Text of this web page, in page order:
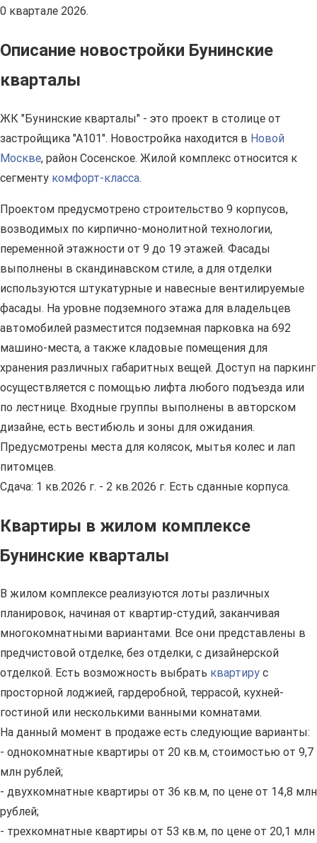
0 квартале 2026.
Описание новостройки Бунинские
кварталы
ЖК "Бунинские кварталы" - это проект в столице от
застройщика "А101". Новостройка находится в Новой
Москве, район Сосенское. Жилой комплекс относится к
сегменту комфорт-класса.
Проектом предусмотрено строительство 9 корпусов,
возводимых по кирпично-монолитной технологии,
переменной этажности от 9 до 19 этажей. Фасады
выполнены в скандинавском стиле, а для отделки
используются штукатурные и навесные вентилируемые
фасады. На уровне подземного этажа для владельцев
автомобилей разместится подземная парковка на 692
машино-места, а также кладовые помещения для
хранения различных габаритных вещей. Доступ на паркинг
осуществляется с помощью лифта любого подъезда или
по лестнице. Входные группы выполнены в авторском
дизайне, есть вестибюль и зоны для ожидания.
Предусмотрены места для колясок, мытья колес и лап
питомцев.
Сдача: 1 кв.2026 г. - 2 кв.2026 г. Есть сданные корпуса.
Квартиры в жилом комплексе
Бунинские кварталы
В жилом комплексе реализуются лоты различных
планировок, начиная от квартир-студий, заканчивая
многокомнатными вариантами. Все они представлены в
предчистовой отделке, без отделки, с дизайнерской
отделкой. Есть возможность выбрать квартиру с
просторной лоджией, гардеробной, террасой, кухней-
гостиной или несколькими ванными комнатами.
На данный момент в продаже есть следующие варианты:
- однокомнатные квартиры от 20 кв.м, стоимостью от 9,7
млн рублей;
- двухкомнатные квартиры от 36 кв.м, по цене от 14,8 млн
рублей;
- трехкомнатные квартиры от 53 кв.м, по цене от 20,1 млн